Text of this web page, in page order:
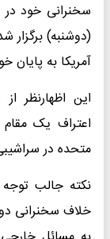
سخنرانی خود
(دوشنبه) برگزار
آمریکا به پایان
این اظهارنظر
اعتراف یک
متحده در
نکته جالب
خلاف سخنرانی